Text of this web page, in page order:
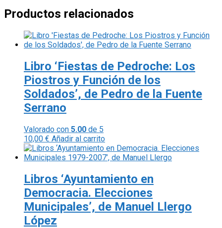
Productos relacionados
Libro ‘Fiestas de Pedroche: Los
Piostros y Función de los
Soldados’, de Pedro de la Fuente
Serrano
Valorado con 5.00 de 5
10,00 € Añadir al carrito
Libros ‘Ayuntamiento en
Democracia. Elecciones
Municipales’, de Manuel Llergo
López